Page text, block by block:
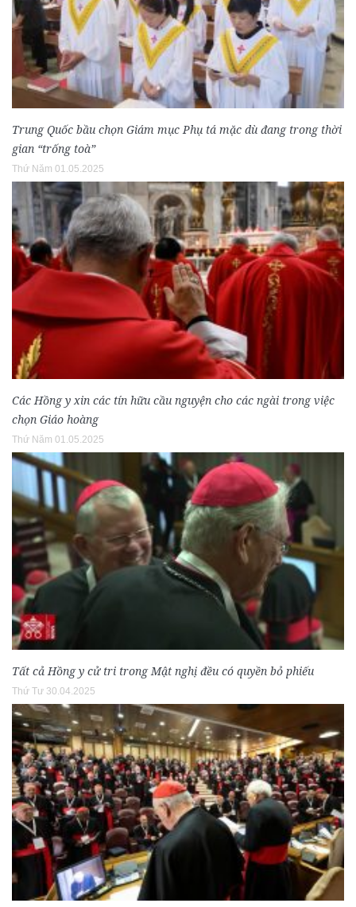
Trung Quốc bầu chọn Giám mục Phụ tá mặc dù đang trong thời
gian “trống toà”
Thứ Năm 01.05.2025
Các Hồng y xin các tín hữu cầu nguyện cho các ngài trong việc
chọn Giáo hoàng
Thứ Năm 01.05.2025
Tất cả Hồng y cử tri trong Mật nghị đều có quyền bỏ phiếu
Thứ Tư 30.04.2025